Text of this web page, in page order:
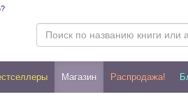
Магазин Распродажа!